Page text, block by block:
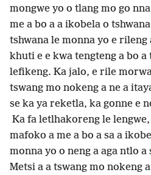
mongwe yo o tlang mo go
me a bo a a ikobela o
tshwana le monna yo e rileng
khuti e e kwa tengteng a bo a
lefikeng. Ka jalo, e rile
tswang mo nokeng a ne a
se ka ya reketla, ka gonne e
Ka fa letlhakoreng le
mafoko a me a bo a sa a
monna yo o neng a aga ntlo
Metsi a a tswang mo nokeng